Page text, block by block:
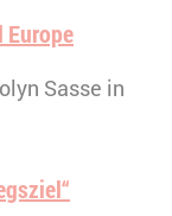
Europe
Sasse in